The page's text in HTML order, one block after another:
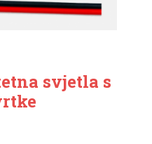
svjetla s